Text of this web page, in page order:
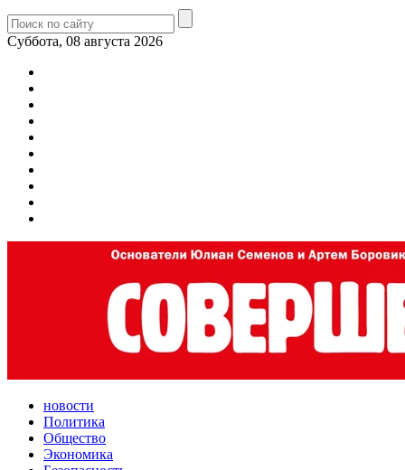
Суббота, 08 августа 2026
новости
Политика
Общество
Экономика